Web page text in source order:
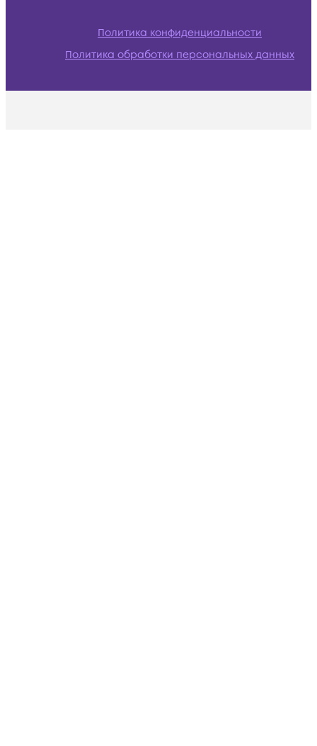
Политика конфиденциальности
Политика обработки персональных данных